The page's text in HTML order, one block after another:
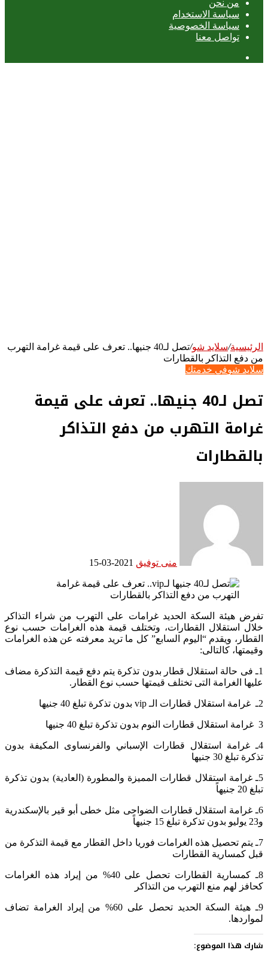
من نحن
سياسة الاستخدام
سياسة الخصوصية
تواصل معنا
الرئيسية/سلايد شو/
تصل لـ40 جنيها.. تعرف على قيمة غرامة التهرب
من دفع التذاكر بالقطارات
سلايد شوفي خدمتك
تصل لـ40 جنيها.. تعرف على قيمة
غرامة التهرب من دفع التذاكر
بالقطارات
منى توفيق 2021-03-15
تفرض هيئة السكة الحديد غرامات على التهرب من شراء التذاكر
خلال استقلال القطارات، وتختلف قيمة هذه الغرامات حسب نوع
القطار، ويقدم “اليوم السابع” كل ما تريد معرفته عن هذه الغرامات
وقيمتها، كالتالى:
1ـ فى حالة استقلال قطار بدون تذكرة يتم دفع قيمة التذكرة مضاف
عليها الغرامة التى تختلف قيمتها حسب نوع القطار.
2ـ غرامة استقلال قطارات الـ vip بدون تذكرة تبلغ 40 جنيها
3 غرامة استقلال قطارات النوم بدون تذكرة تبلغ 40 جنيها
4ـ غرامة استقلال قطارات الإسباني والفرنساوى المكيفة بدون
تذكرة تبلغ 30 جنيها
5ـ غرامة استقلال قطارات المميزة والمطورة (العادية) بدون تذكرة
تبلغ 20 جنيهاً
6ـ غرامة استقلال قطارات الضواحى مثل خطى أبو قير بالإسكندرية
و23 يوليو بدون تذكرة تبلغ 15 جنيهاً
7ـ يتم تحصيل هذه الغرامات فوريا داخل القطار مع قيمة التذكرة من
قبل كمسارية القطارات
8ـ كمسارية القطارات تحصل على 40% من إيراد هذه الغرامات
كحافز لهم منع التهرب من التذاكر
9ـ هيئة السكة الحديد تحصل على 60% من إيراد الغرامة تضاف
لمواردها.
شارك هذا الموضوع: